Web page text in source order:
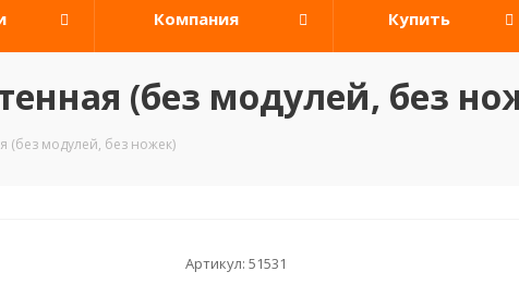
Компания Купить
(без модулей, без
(без модулей, без ножек)
Артикул: 51531